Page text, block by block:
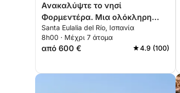
Ανακαλύψτε το νησί
Φορμεντέρα. Μια ολόκληρη
μέρα με ήλιο σε ένα
μηχανοκίνητο σκάφος.
Santa Eulalia del Río, Ισπανία
8h00 · Μέχρι 7 άτομα
από 600 € 4.9 (100)